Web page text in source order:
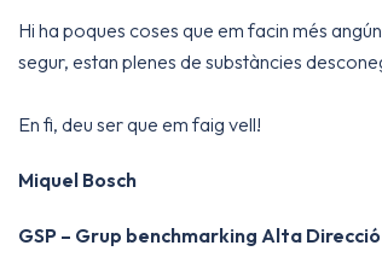
Hi ha poques coses que em facin més
segur, estan plenes de substàncies
En fi, deu ser que em faig vell!
Miquel Bosch
GSP – Grup benchmarking Alta Direcció